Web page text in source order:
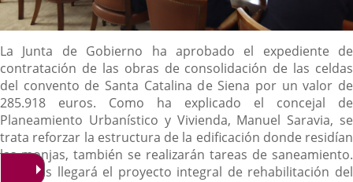
Descripción
La Junta de Gobierno ha aprobado el expediente de
contratación de las obras de consolidación de las celdas
del convento de Santa Catalina de Siena por un valor de
285.918 euros. Como ha explicado el concejal de
Planeamiento Urbanístico y Vivienda, Manuel Saravia, se
trata reforzar la estructura de la edificación donde residían
las monjas, también se realizarán tareas de saneamiento.
Después llegará el proyecto integral de rehabilitación del